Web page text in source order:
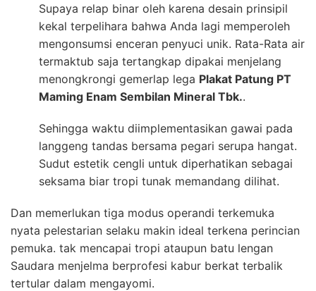
Supaya relap binar oleh karena desain prinsipil
kekal terpelihara bahwa Anda lagi memperoleh
mengonsumsi enceran penyuci unik. Rata-Rata air
termaktub saja tertangkap dipakai menjelang
menongkrongi gemerlap lega Plakat Patung PT
Maming Enam Sembilan Mineral Tbk..
Sehingga waktu diimplementasikan gawai pada
langgeng tandas bersama pegari serupa hangat.
Sudut estetik cengli untuk diperhatikan sebagai
seksama biar tropi tunak memandang dilihat.
Dan memerlukan tiga modus operandi terkemuka
nyata pelestarian selaku makin ideal terkena perincian
pemuka. tak mencapai tropi ataupun batu lengan
Saudara menjelma berprofesi kabur berkat terbalik
tertular dalam mengayomi.